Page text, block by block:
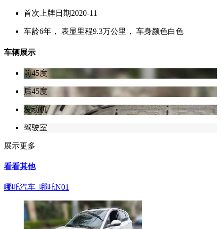
首次上牌日期2020-11
车龄6年， 表显里程9.3万公里， 车身颜色白色
车辆展示
前45度
后45度
发动机
驾驶室
展示更多
看看其他
哪吒汽车 哪吒N01